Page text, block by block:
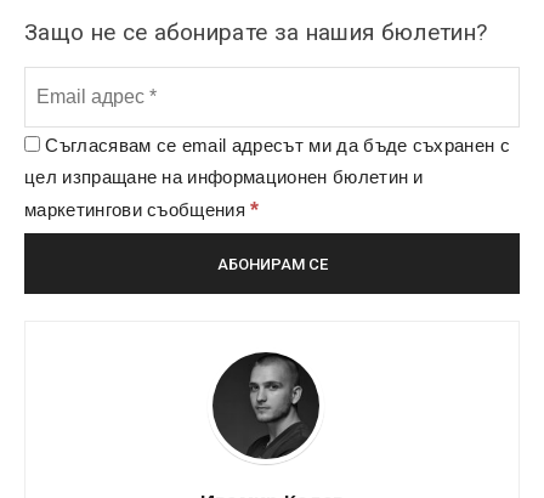
Защо не се абонирате за нашия бюлетин?
Съгласявам се email адресът ми да бъде съхранен с
цел изпращане на информационен бюлетин и
маркетингови съобщения*